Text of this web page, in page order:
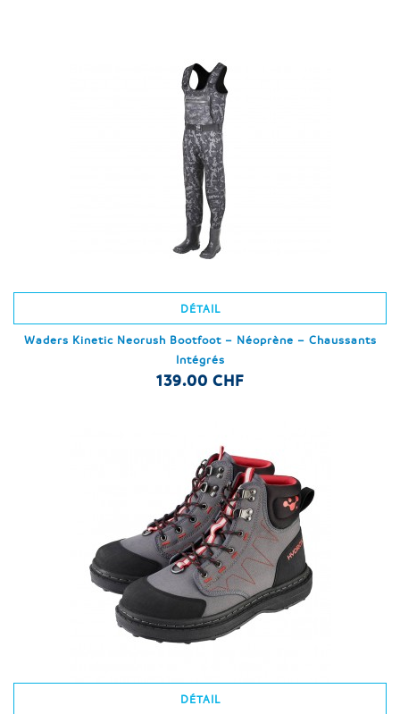
DÉTAIL
Waders Kinetic Neorush Bootfoot – Néoprène – Chaussants
Intégrés
139.00 CHF
DÉTAIL